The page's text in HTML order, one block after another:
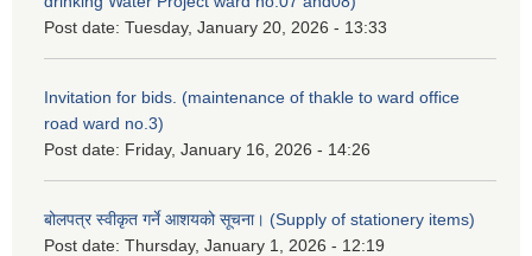
Post date: Tuesday, January 20, 2026 - 13:33
Invitation for bids. (maintenance of thakle to ward office
road ward no.3)
Post date: Friday, January 16, 2026 - 14:26
बोलपत्र स्वीकृत गर्ने आशयको सूचना। (Supply of stationery items)
Post date: Thursday, January 1, 2026 - 12:19